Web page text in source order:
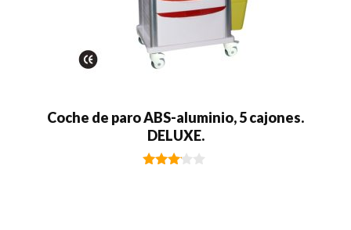
Coche de paro ABS-aluminio, 5 cajones.
DELUXE.